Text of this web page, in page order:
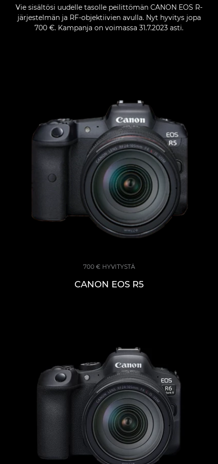
Vie sisältösi uudelle tasolle peilittömän CANON EOS R-
järjestelmän ja RF-objektiivien avulla. Nyt hyvitys jopa
700 €. Kampanja on voimassa 31.7.2023 asti.
700 € HYVITYSTÄ
CANON EOS R5